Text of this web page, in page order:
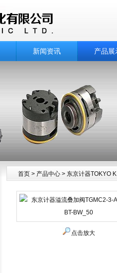
新闻资讯 产品展
首页 > 产品中心 > 东京计器TOKYO
产品中心
点击放大